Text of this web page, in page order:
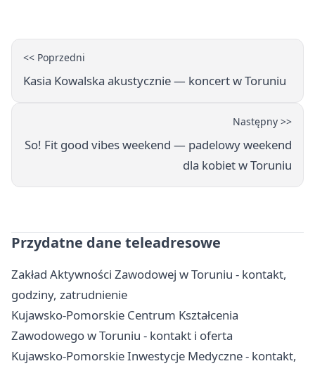
<< Poprzedni
Kasia Kowalska akustycznie — koncert w Toruniu
Następny >>
So! Fit good vibes weekend — padelowy weekend
dla kobiet w Toruniu
Przydatne dane teleadresowe
Zakład Aktywności Zawodowej w Toruniu - kontakt,
godziny, zatrudnienie
Kujawsko-Pomorskie Centrum Kształcenia
Zawodowego w Toruniu - kontakt i oferta
Kujawsko-Pomorskie Inwestycje Medyczne - kontakt,